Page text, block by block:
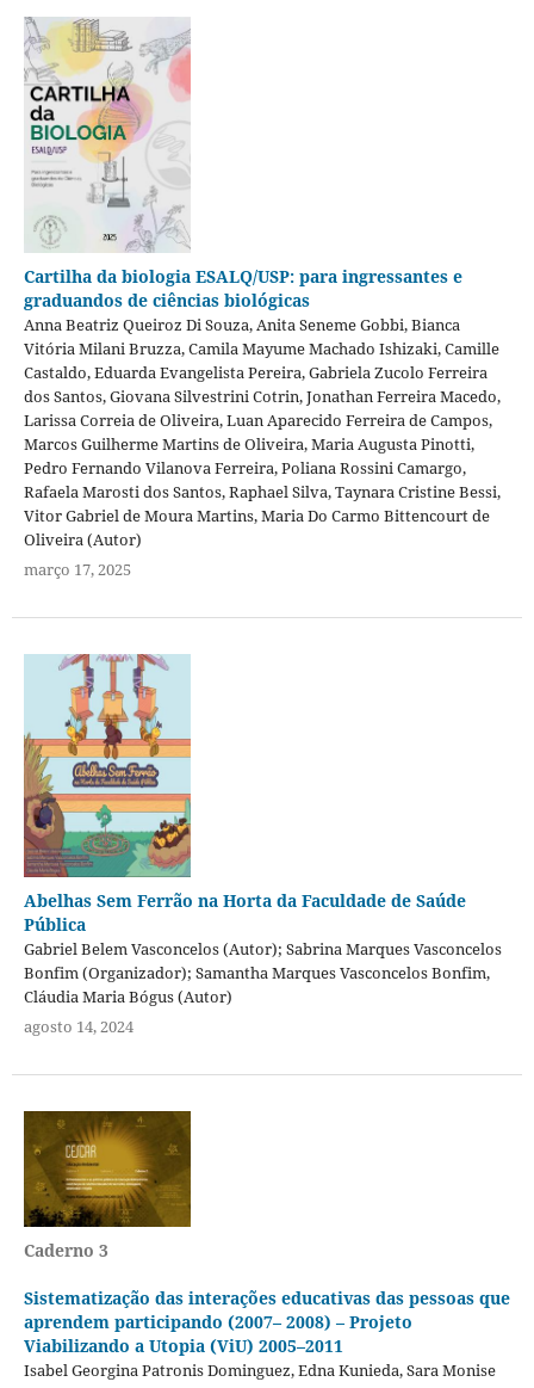
Cartilha da biologia ESALQ/USP: para ingressantes e
graduandos de ciências biológicas
Anna Beatriz Queiroz Di Souza, Anita Seneme Gobbi, Bianca
Vitória Milani Bruzza, Camila Mayume Machado Ishizaki, Camille
Castaldo, Eduarda Evangelista Pereira, Gabriela Zucolo Ferreira
dos Santos, Giovana Silvestrini Cotrin, Jonathan Ferreira Macedo,
Larissa Correia de Oliveira, Luan Aparecido Ferreira de Campos,
Marcos Guilherme Martins de Oliveira, Maria Augusta Pinotti,
Pedro Fernando Vilanova Ferreira, Poliana Rossini Camargo,
Rafaela Marosti dos Santos, Raphael Silva, Taynara Cristine Bessi,
Vitor Gabriel de Moura Martins, Maria Do Carmo Bittencourt de
Oliveira (Autor)
março 17, 2025
Abelhas Sem Ferrão na Horta da Faculdade de Saúde
Pública
Gabriel Belem Vasconcelos (Autor); Sabrina Marques Vasconcelos
Bonfim (Organizador); Samantha Marques Vasconcelos Bonfim,
Cláudia Maria Bógus (Autor)
agosto 14, 2024
Caderno 3
Sistematização das interações educativas das pessoas que
aprendem participando (2007– 2008) – Projeto
Viabilizando a Utopia (ViU) 2005–2011
Isabel Georgina Patronis Dominguez, Edna Kunieda, Sara Monise